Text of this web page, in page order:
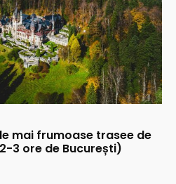
mai frumoase trasee de
3 ore de București)